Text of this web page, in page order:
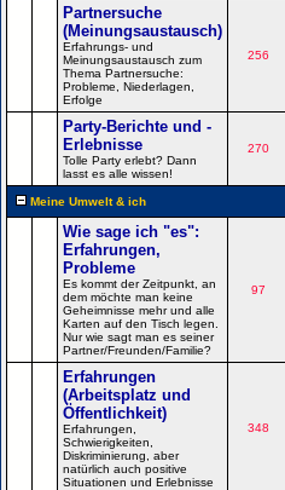
Partnersuche
(Meinungsaustausch)
Erfahrungs- und
Meinungsaustausch zum
Thema Partnersuche:
Probleme, Niederlagen,
Erfolge
256
Party-Berichte und -
Erlebnisse
Tolle Party erlebt? Dann
lasst es alle wissen!
270
Meine Umwelt & ich
Wie sage ich "es":
Erfahrungen,
Probleme
Es kommt der Zeitpunkt, an
dem möchte man keine
Geheimnisse mehr und alle
Karten auf den Tisch legen.
Nur wie sagt man es seiner
Partner/Freunden/Familie?
97
Erfahrungen
(Arbeitsplatz und
Öffentlichkeit)
Erfahrungen,
Schwierigkeiten,
Diskriminierung, aber
natürlich auch positive
Situationen und Erlebnisse
348